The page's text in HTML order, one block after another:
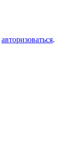
авторизоваться.